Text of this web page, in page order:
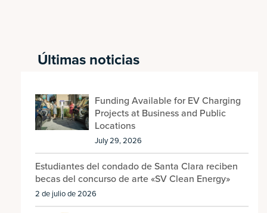
Últimas noticias
Funding Available for EV Charging
Projects at Business and Public
Locations
July 29, 2026
Estudiantes del condado de Santa Clara reciben
becas del concurso de arte «SV Clean Energy»
2 de julio de 2026